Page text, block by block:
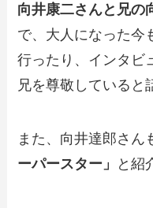
向井康二さんと兄の
で、大人になった今
行ったり、インタビ
兄を尊敬していると
また、向井達郎さん
ーパースター」
と紹